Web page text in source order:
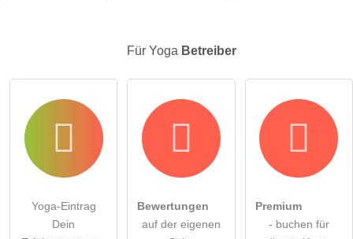
Für Yoga Betreiber
Yoga-Eintrag
Dein
Bewertungen
auf der eigenen
Premium
- buchen für